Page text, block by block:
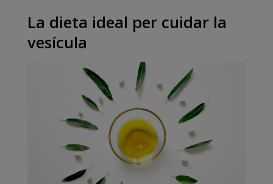
La dieta ideal per cuidar la
vesícula